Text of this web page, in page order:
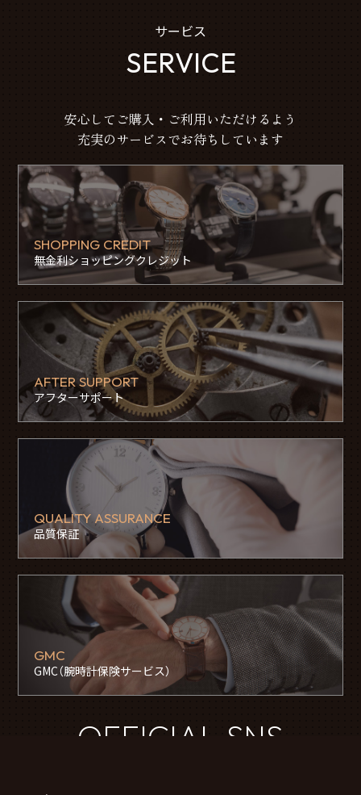
サービス
SERVICE
安心してご購入・ご利用いただけるよう
充実のサービスでお待ちしています
SHOPPING CREDIT
無金利ショッピングクレジット
AFTER SUPPORT
アフターサポート
QUALITY ASSURANCE
品質保証
GMC
GMC（腕時計保険サービス）
OFFICIAL SNS